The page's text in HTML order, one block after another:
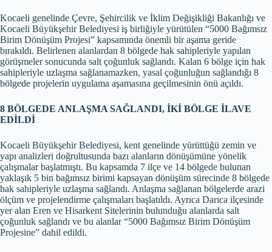
Kocaeli genelinde Çevre, Şehircilik ve İklim Değişikliği Bakanlığı ve
Kocaeli Büyükşehir Belediyesi iş birliğiyle yürütülen “5000 Bağımsız
Birim Dönüşüm Projesi” kapsamında önemli bir aşama geride
bırakıldı. Belirlenen alanlardan 8 bölgede hak sahipleriyle yapılan
görüşmeler sonucunda salt çoğunluk sağlandı. Kalan 6 bölge için hak
sahipleriyle uzlaşma sağlanamazken, yasal çoğunluğun sağlandığı 8
bölgede projelerin uygulama aşamasına geçilmesinin önü açıldı.
8 BÖLGEDE ANLAŞMA SAĞLANDI, İKİ BÖLGE İLAVE
EDİLDİ
Kocaeli Büyükşehir Belediyesi, kent genelinde yürüttüğü zemin ve
yapı analizleri doğrultusunda bazı alanların dönüşümüne yönelik
çalışmalar başlatmıştı. Bu kapsamda 7 ilçe ve 14 bölgede bulunan
yaklaşık 5 bin bağımsız birimi kapsayan dönüşüm sürecinde 8 bölgede
hak sahipleriyle uzlaşma sağlandı. Anlaşma sağlanan bölgelerde arazi
ölçüm ve projelendirme çalışmaları başlatıldı. Ayrıca Darıca ilçesinde
yer alan Eren ve Hisarkent Sitelerinin bulunduğu alanlarda salt
çoğunluk sağlandı ve bu alanlar “5000 Bağımsız Birim Dönüşüm
Projesine” dahil edildi.